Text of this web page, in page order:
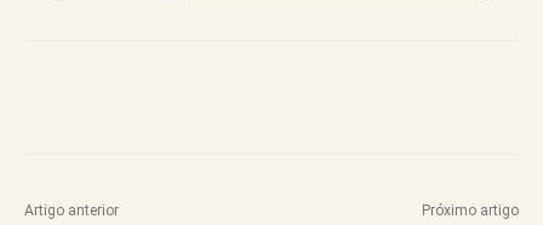
Artigo anterior Próximo artigo